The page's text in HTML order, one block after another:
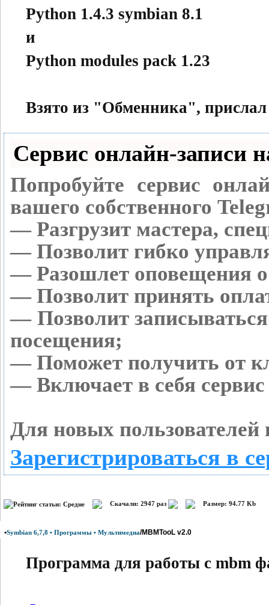
Python 1.4.3 symbian 8.1
и
Python modules pack 1.23
Взято из "Обменника",
Сервис онлайн-записи
Попробуйте сервис
вашего собственного
— Разгрузит мастера,
— Позволит гибко
— Разошлет оповещения
— Позволит принять
— Позволит
посещения;
— Поможет получить от
— Включает в себя
Для новых
Зарегистрироваться в
Скачали: 2947 раз Размер: 94.77 Kb
•Symbian 6,7,8 • Программы • Мультимедиа/MBMTooL v2.0
Программа для работы с mbm